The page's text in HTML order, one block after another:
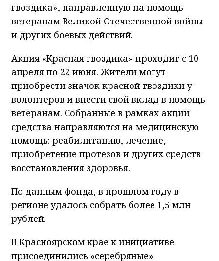
гвоздика», направленную на помощь
ветеранам Великой Отечественной войны
и других боевых действий.
Акция «Красная гвоздика» проходит с 10
апреля по 22 июня. Жители могут
приобрести значок красной гвоздики у
волонтеров и внести свой вклад в помощь
ветеранам. Собранные в рамках акции
средства направляются на медицинскую
помощь: реабилитацию, лечение,
приобретение протезов и других средств
восстановления здоровья.
По данным фонда, в прошлом году в
регионе удалось собрать более 1,5 млн
рублей.
В Красноярском крае к инициативе
присоединились «серебряные»